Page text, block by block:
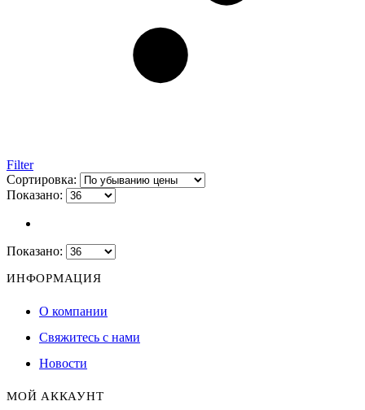
Filter
Сортировка:
Показано:
Показано:
ИНФОРМАЦИЯ
О компании
Свяжитесь с нами
Новости
МОЙ АККАУНТ